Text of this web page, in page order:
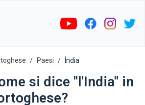
Paesi Índia
si dice "l'India" in